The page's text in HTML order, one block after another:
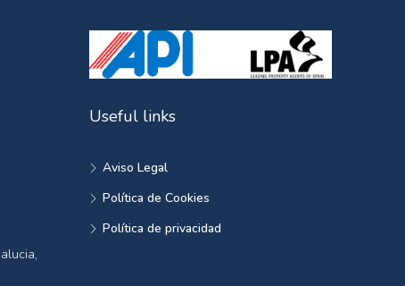
Useful links
Aviso Legal
Política de Cookies
Política de privacidad